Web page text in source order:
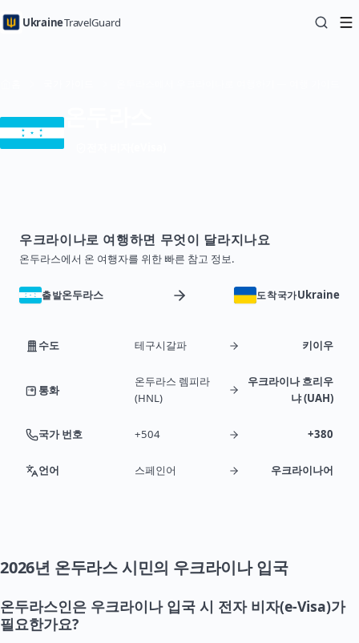
UkraineTravelGuard
우크라이나로 여행하면 무엇이 달라지나요
온두라스에서 온 여행자를 위한 빠른 참고 정보.
출발온두라스 도착국가Ukraine
수도 테구시갈파 키이우
통화
온두라스 렘피라
(HNL)
우크라이나 흐리우
냐 (UAH)
국가 번호 +504 +380
언어 스페인어 우크라이나어
2026년 온두라스 시민의 우크라이나 입국
온두라스인은 우크라이나 입국 시 전자 비자(e-Visa)가
필요한가요?